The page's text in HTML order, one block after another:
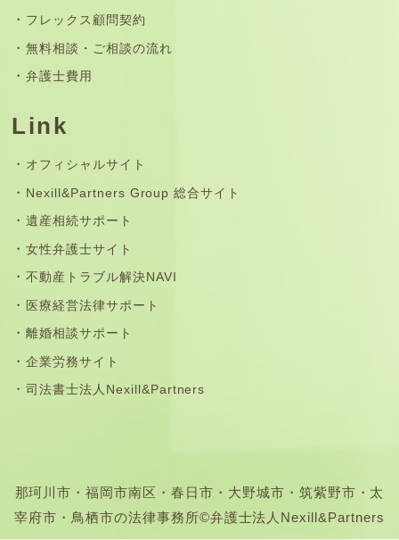
フレックス顧問契約
無料相談・ご相談の流れ
弁護士費用
Link
オフィシャルサイト
Nexill&Partners Group 総合サイト
遺産相続サポート
女性弁護士サイト
不動産トラブル解決NAVI
医療経営法律サポート
離婚相談サポート
企業労務サイト
司法書士法人Nexill&Partners
那珂川市・福岡市南区・春日市・大野城市・筑紫野市・太
宰府市・鳥栖市の法律事務所©弁護士法人Nexill&Partners